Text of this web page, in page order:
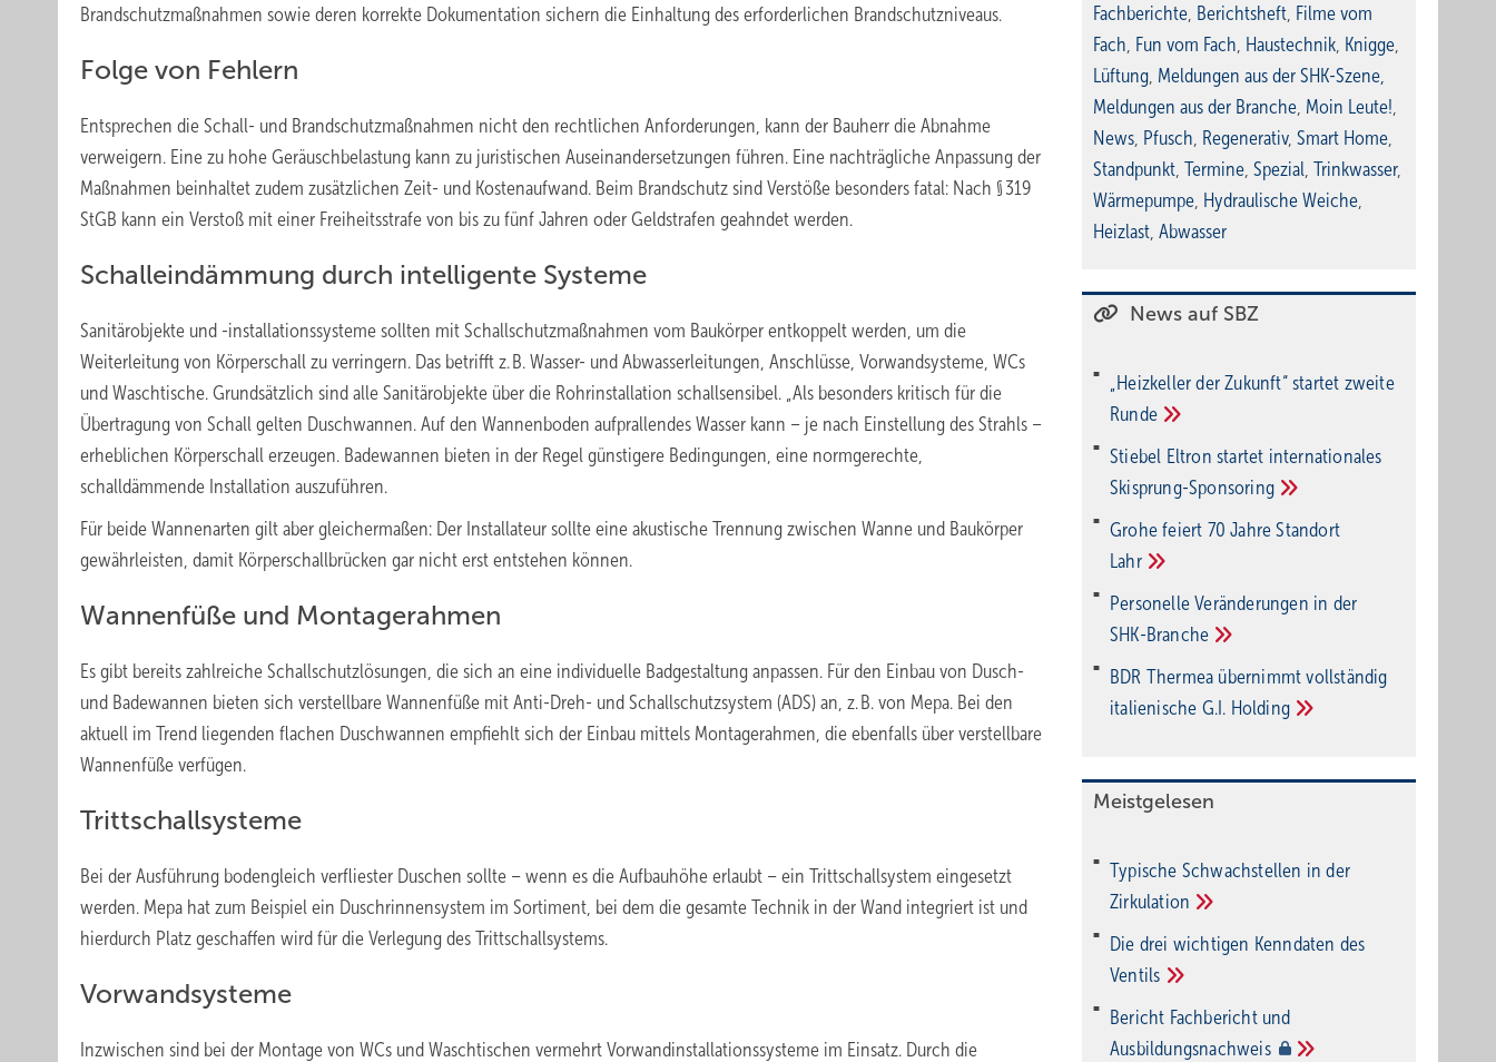
Brandschutzmaßnahmen sowie deren korrekte Dokumentation sichern die Einhaltung des erforderlichen Brandschutzniveaus.
Folge von Fehlern
Entsprechen die Schall- und Brandschutzmaßnahmen nicht den rechtlichen Anforderungen, kann der Bauherr die Abnahme
verweigern. Eine zu hohe Geräuschbelastung kann zu juristischen Auseinandersetzungen führen. Eine nachträgliche Anpassung der
Maßnahmen beinhaltet zudem zusätzlichen Zeit- und Kostenaufwand. Beim Brandschutz sind Verstöße besonders fatal: Nach § 319
StGB kann ein Verstoß mit einer Freiheitsstrafe von bis zu fünf Jahren oder Geldstrafen geahndet werden.
Schalleindämmung durch intelligente Systeme
Sanitärobjekte und -installationssysteme sollten mit Schallschutzmaßnahmen vom Baukörper entkoppelt werden, um die
Weiterleitung von Körperschall zu verringern. Das betrifft z. B. Wasser- und Abwasserleitungen, Anschlüsse, Vorwandsysteme, WCs
und Waschtische. Grundsätzlich sind alle Sanitärobjekte über die Rohrinstallation schallsensibel. „Als besonders kritisch für die
Übertragung von Schall gelten Duschwannen. Auf den Wannenboden aufprallendes Wasser kann – je nach Einstellung des Strahls –
erheblichen Körperschall erzeugen. Badewannen bieten in der Regel günstigere Bedingungen, eine normgerechte,
schalldämmende Installation auszuführen.
Für beide Wannenarten gilt aber gleichermaßen: Der Installateur sollte eine akustische Trennung zwischen Wanne und Baukörper
gewährleisten, damit Körperschallbrücken gar nicht erst entstehen können.
Wannenfüße und Montagerahmen
Es gibt bereits zahlreiche Schallschutzlösungen, die sich an eine individuelle Badgestaltung anpassen. Für den Einbau von Dusch-
und Badewannen bieten sich verstellbare Wannenfüße mit Anti-Dreh- und Schallschutzsystem (ADS) an, z. B. von Mepa. Bei den
aktuell im Trend liegenden flachen Duschwannen empfiehlt sich der Einbau mittels Montagerahmen, die ebenfalls über verstellbare
Wannenfüße verfügen.
Trittschallsysteme
Bei der Ausführung bodengleich verfliester Duschen sollte – wenn es die Aufbauhöhe erlaubt – ein Trittschallsystem eingesetzt
werden. Mepa hat zum Beispiel ein Duschrinnensystem im Sortiment, bei dem die gesamte Technik in der Wand integriert ist und
hierdurch Platz geschaffen wird für die Verlegung des Trittschallsystems.
Vorwandsysteme
Inzwischen sind bei der Montage von WCs und Waschtischen vermehrt Vorwandinstallationssysteme im Einsatz. Durch die
Fachberichte, Berichtsheft, Filme vom
Fach, Fun vom Fach, Haustechnik, Knigge,
Lüftung, Meldungen aus der SHK-Szene,
Meldungen aus der Branche, Moin Leute!,
News, Pfusch, Regenerativ, Smart Home,
Standpunkt, Termine, Spezial, Trinkwasser,
Wärmepumpe, Hydraulische Weiche,
Heizlast, Abwasser
News auf SBZ
„Heizkeller der Zu­kunft“ star­tet zwei­te
Run­de
Stiebel Eltron startet internatio­nales
Ski­sprung-Spon­soring
Grohe feiert 70 Jahre Standort
Lahr
Personelle Veränderungen in der
SHK-Branche
BDR Thermea übernimmt vollständig
italienische G.I. Holding
Meistgelesen
Typische Schwachstellen in der
Zirkulation
Die drei wichtigen Kenndaten des
Ventils
Bericht Fachbericht und
Ausbildungsnachweis